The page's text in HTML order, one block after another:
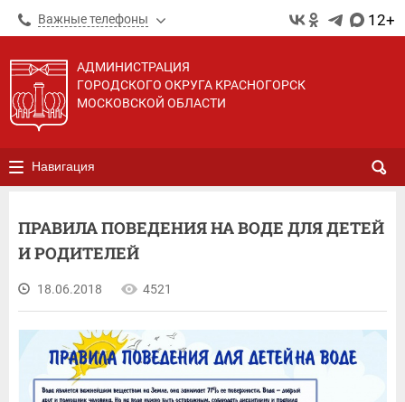
Важные телефоны 12+
АДМИНИСТРАЦИЯ
ГОРОДСКОГО ОКРУГА КРАСНОГОРСК
МОСКОВСКОЙ ОБЛАСТИ
Навигация
ПРАВИЛА ПОВЕДЕНИЯ НА ВОДЕ ДЛЯ ДЕТЕЙ
И РОДИТЕЛЕЙ
18.06.2018 4521